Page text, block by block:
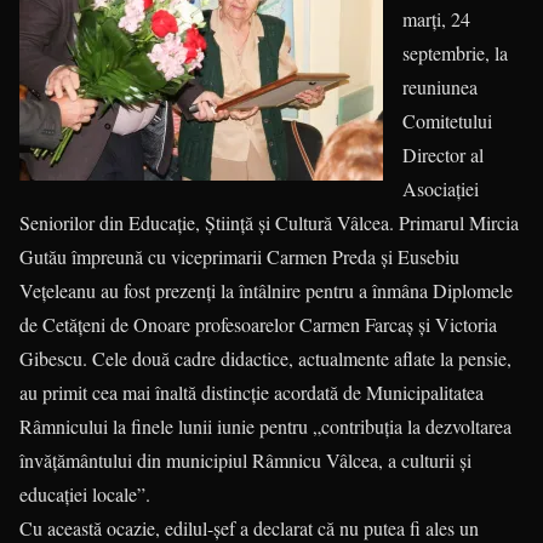
marţi, 24
septembrie, la
reuniunea
Comitetului
Director al
Asociaţiei
Seniorilor din Educaţie, Ştiinţă şi Cultură Vâlcea. Primarul Mircia
Gutău împreună cu viceprimarii Carmen Preda şi Eusebiu
Veţeleanu au fost prezenți la întâlnire pentru a înmâna Diplomele
de Cetăţeni de Onoare profesoarelor Carmen Farcaş şi Victoria
Gibescu. Cele două cadre didactice, actualmente aflate la pensie,
au primit cea mai înaltă distincţie acordată de Municipalitatea
Râmnicului la finele lunii iunie pentru „contribuţia la dezvoltarea
învăţământului din municipiul Râmnicu Vâlcea, a culturii şi
educaţiei locale”.
Cu această ocazie, edilul-şef a declarat că nu putea fi ales un